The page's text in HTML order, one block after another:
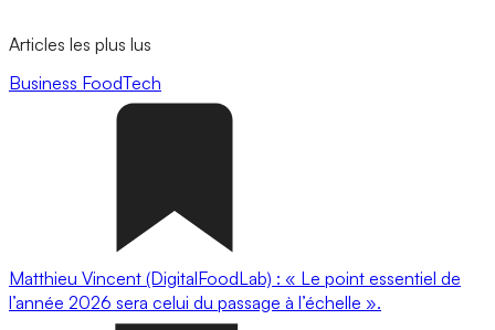
Articles les plus lus
Business FoodTech
Matthieu Vincent (DigitalFoodLab) : « Le point essentiel de
l’année 2026 sera celui du passage à l’échelle ».